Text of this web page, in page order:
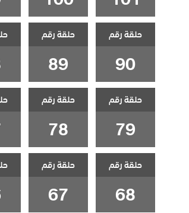
حلقة رقم
90
حلقة رقم
89
حلقة رقم
79
حلقة رقم
78
حلقة رقم
68
حلقة رقم
67